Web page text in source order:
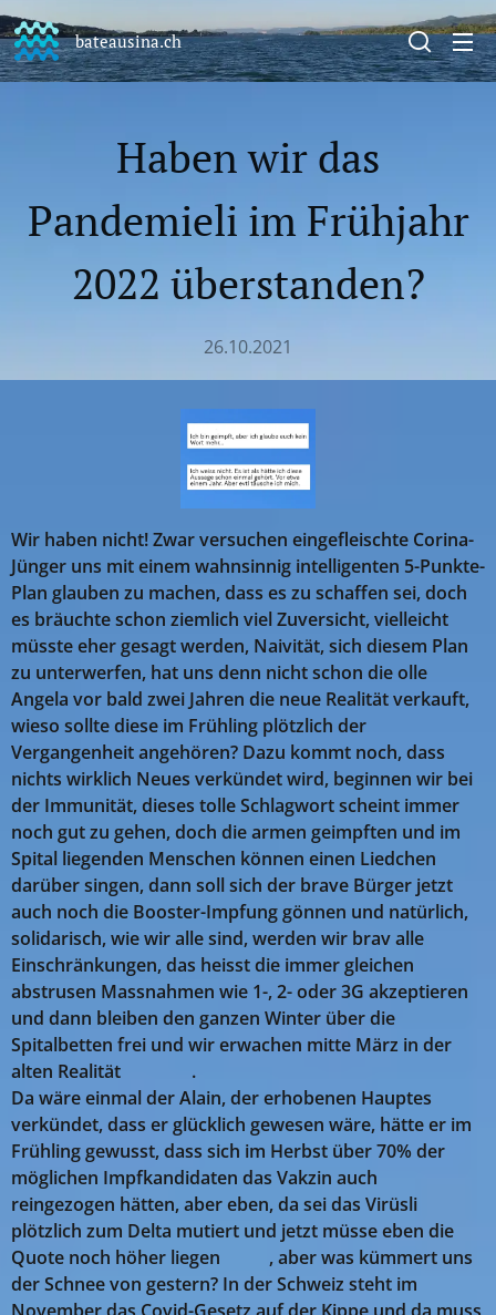
bateausina.ch
Haben wir das
Pandemieli im Frühjahr
2022 überstanden?
26.10.2021
Wir haben nicht! Zwar versuchen eingefleischte Corina-
Jünger uns mit einem wahnsinnig intelligenten 5-Punkte-
Plan glauben zu machen, dass es zu schaffen sei, doch
es bräuchte schon ziemlich viel Zuversicht, vielleicht
müsste eher gesagt werden, Naivität, sich diesem Plan
zu unterwerfen, hat uns denn nicht schon die olle
Angela vor bald zwei Jahren die neue Realität verkauft,
wieso sollte diese im Frühling plötzlich der
Vergangenheit angehören? Dazu kommt noch, dass
nichts wirklich Neues verkündet wird, beginnen wir bei
der Immunität, dieses tolle Schlagwort scheint immer
noch gut zu gehen, doch die armen geimpften und im
Spital liegenden Menschen können einen Liedchen
darüber singen, dann soll sich der brave Bürger jetzt
auch noch die Booster-Impfung gönnen und natürlich,
solidarisch, wie wir alle sind, werden wir brav alle
Einschränkungen, das heisst die immer gleichen
abstrusen Massnahmen wie 1-, 2- oder 3G akzeptieren
und dann bleiben den ganzen Winter über die
Spitalbetten frei und wir erwachen mitte März in der
alten Realität 🤣🤣🤣.
Da wäre einmal der Alain, der erhobenen Hauptes
verkündet, dass er glücklich gewesen wäre, hätte er im
Frühling gewusst, dass sich im Herbst über 70% der
möglichen Impfkandidaten das Vakzin auch
reingezogen hätten, aber eben, da sei das Virüsli
plötzlich zum Delta mutiert und jetzt müsse eben die
Quote noch höher liegen 🤬🤬, aber was kümmert uns
der Schnee von gestern? In der Schweiz steht im